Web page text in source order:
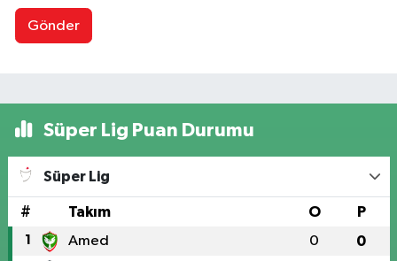
Gönder
Süper Lig Puan Durumu
Süper Lig
# Takım O P
1 Amed 0 0